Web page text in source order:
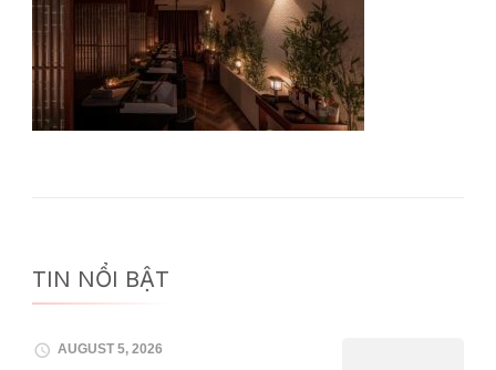
TIN NỔI BẬT
AUGUST 5, 2026